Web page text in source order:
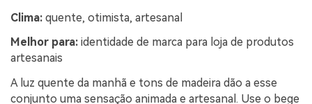
Clima: quente, otimista, artesanal
Melhor para: identidade de marca para loja de produtos
artesanais
A luz quente da manhã e tons de madeira dão a esse
conjunto uma sensação animada e artesanal. Use o bege